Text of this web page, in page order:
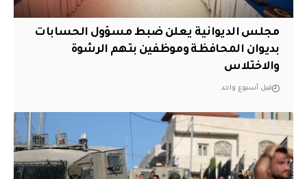
مجلس الديوانية يعلن ضبط مسؤول الحسابات
بديوان المحافظة وموظفين بتهم الرشوة
والاختلاس
قبل أسبوع واحد